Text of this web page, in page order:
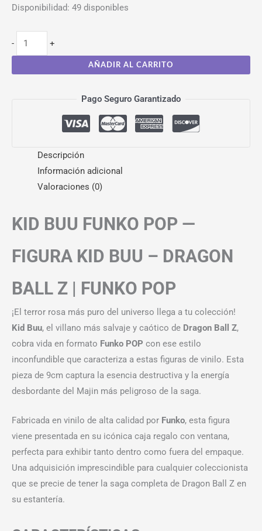
Disponibilidad: 49 disponibles
- +
AÑADIR AL CARRITO
Pago Seguro Garantizado
Descripción
Información adicional
Valoraciones (0)
KID BUU FUNKO POP —
FIGURA KID BUU – DRAGON
BALL Z | FUNKO POP
¡El terror rosa más puro del universo llega a tu colección!
Kid Buu, el villano más salvaje y caótico de Dragon Ball Z,
cobra vida en formato Funko POP con ese estilo
inconfundible que caracteriza a estas figuras de vinilo. Esta
pieza de 9cm captura la esencia destructiva y la energía
desbordante del Majin más peligroso de la saga.
Fabricada en vinilo de alta calidad por Funko, esta figura
viene presentada en su icónica caja regalo con ventana,
perfecta para exhibir tanto dentro como fuera del empaque.
Una adquisición imprescindible para cualquier coleccionista
que se precie de tener la saga completa de Dragon Ball Z en
su estantería.